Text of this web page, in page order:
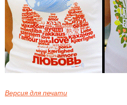
Версия для печати